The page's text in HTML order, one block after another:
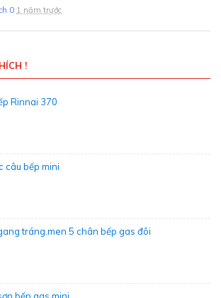
0 1 năm trước
!
Rinnai 370
câu bếp mini
tráng.men 5 chân bếp gas đôi